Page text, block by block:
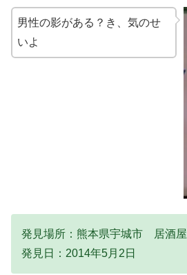
男性の影がある？き、気のせ
いよ
発見場所：熊本県宇城市 居酒屋
発見日：2014年5月2日